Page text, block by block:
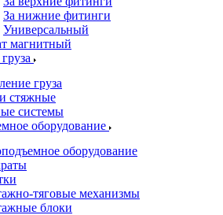
За нижние фитинги
Универсальный
магнитный
груза
стяжные
системы
оборудование
оборудование
тяговые механизмы
блоки